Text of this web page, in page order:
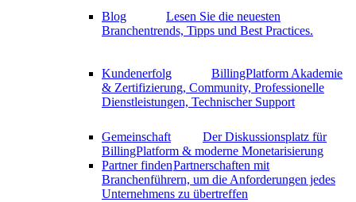
Blog
Lesen Sie die neuesten
Branchentrends, Tipps und Best Practices.
Kundenerfolg
BillingPlatform Akademie
& Zertifizierung, Community, Professionelle
Dienstleistungen, Technischer Support
Gemeinschaft
Der Diskussionsplatz für
BillingPlatform & moderne Monetarisierung
Partner findenPartnerschaften mit
Branchenführern, um die Anforderungen jedes
Unternehmens zu übertreffen